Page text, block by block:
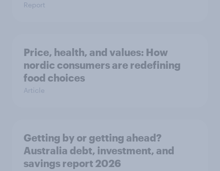
Report
Price, health, and values: How
nordic consumers are redefining
food choices
Article
Getting by or getting ahead?
Australia debt, investment, and
savings report 2026